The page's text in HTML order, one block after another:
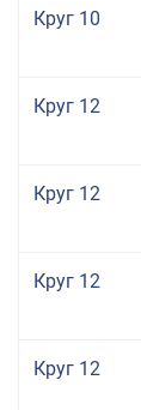
Круг 10
Круг 12
Круг 12
Круг 12
Круг 12